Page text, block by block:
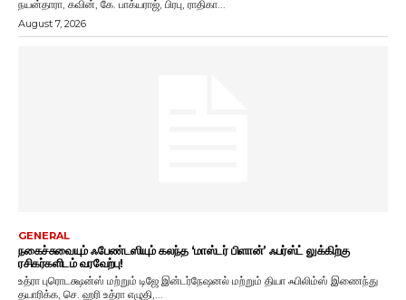
நயன்தாரா, கவின், கே. பாக்யராஜ், பிரபு, ராதிகா...
August 7, 2026
GENERAL
நகைச்சுவையும் ஃபேண்டஸியும் கலந்த ‘மாஸ்டர் பிளான்’ ஃபர்ஸ்ட் லுக்கிற்கு
ரசிகர்களிடம் வரவேற்பு!
உத்ரா புரொடக்ஷன்ஸ் மற்றும் டிஜே இன்டர்நேஷனல் மற்றும் தியா ஃபிலிம்ஸ் இணைந்து
தயாரிக்க, செ. ஹரி உத்ரா எழுதி,...